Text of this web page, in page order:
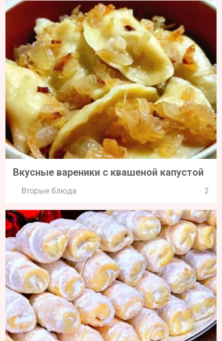
Вкусные вареники с квашеной капустой
Вторые блюда 2